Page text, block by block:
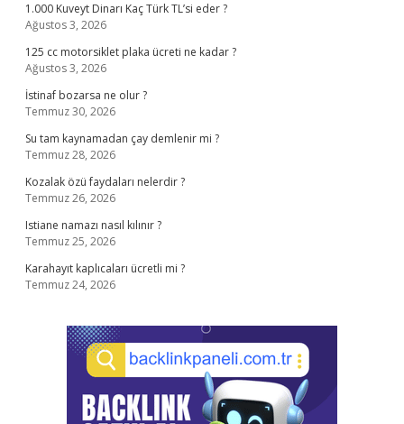
1.000 Kuveyt Dinarı Kaç Türk TL’si eder ?
Ağustos 3, 2026
125 cc motorsiklet plaka ücreti ne kadar ?
Ağustos 3, 2026
İstinaf bozarsa ne olur ?
Temmuz 30, 2026
Su tam kaynamadan çay demlenir mi ?
Temmuz 28, 2026
Kozalak özü faydaları nelerdir ?
Temmuz 26, 2026
Istiane namazı nasıl kılınır ?
Temmuz 25, 2026
Karahayıt kaplıcaları ücretli mi ?
Temmuz 24, 2026